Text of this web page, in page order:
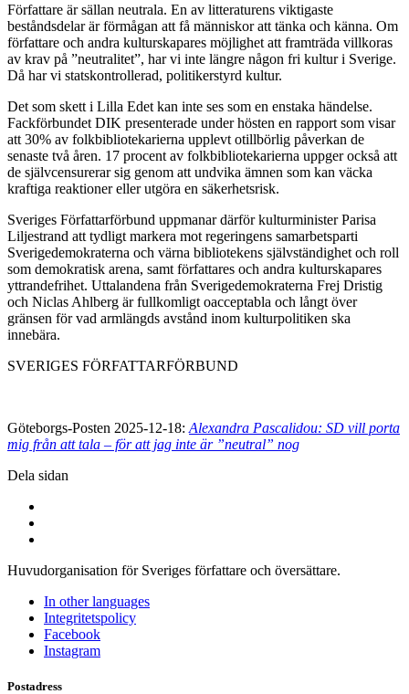
Författare är sällan neutrala. En av litteraturens viktigaste
beståndsdelar är förmågan att få människor att tänka och känna. Om
författare och andra kulturskapares möjlighet att framträda villkoras
av krav på ”neutralitet”, har vi inte längre någon fri kultur i Sverige.
Då har vi statskontrollerad, politikerstyrd kultur.
Det som skett i Lilla Edet kan inte ses som en enstaka händelse.
Fackförbundet DIK presenterade under hösten en rapport som visar
att 30% av folkbibliotekarierna upplevt otillbörlig påverkan de
senaste två åren. 17 procent av folkbibliotekarierna uppger också att
de självcensurerar sig genom att undvika ämnen som kan väcka
kraftiga reaktioner eller utgöra en säkerhetsrisk.
Sveriges Författarförbund uppmanar därför kulturminister Parisa
Liljestrand att tydligt markera mot regeringens samarbetsparti
Sverigedemokraterna och värna bibliotekens självständighet och roll
som demokratisk arena, samt författares och andra kulturskapares
yttrandefrihet. Uttalandena från Sverigedemokraterna Frej Dristig
och Niclas Ahlberg är fullkomligt oacceptabla och långt över
gränsen för vad armlängds avstånd inom kulturpolitiken ska
innebära.
SVERIGES FÖRFATTARFÖRBUND
Göteborgs-Posten 2025-12-18: Alexandra Pascalidou: SD vill porta
mig från att tala – för att jag inte är ”neutral” nog
Dela sidan
Huvudorganisation för Sveriges författare och översättare.
In other languages
Integritetspolicy
Facebook
Instagram
Postadress